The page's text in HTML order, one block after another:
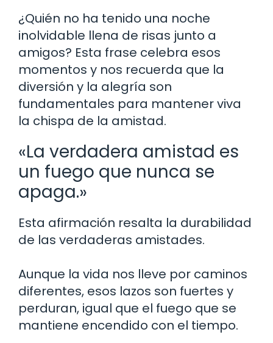
¿Quién no ha tenido una noche
inolvidable llena de risas junto a
amigos? Esta frase celebra esos
momentos y nos recuerda que la
diversión y la alegría son
fundamentales para mantener viva
la chispa de la amistad.
«La verdadera amistad es
un fuego que nunca se
apaga.»
Esta afirmación resalta la durabilidad
de las verdaderas amistades.
Aunque la vida nos lleve por caminos
diferentes, esos lazos son fuertes y
perduran, igual que el fuego que se
mantiene encendido con el tiempo.